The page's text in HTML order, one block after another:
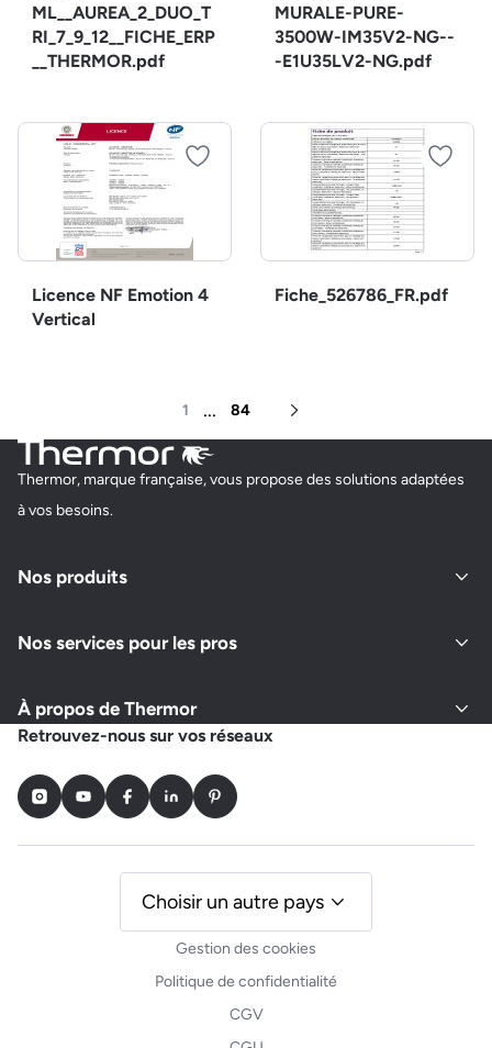
ML__AUREA_2_DUO_T
RI_7_9_12__FICHE_ERP
__THERMOR.pdf
MURALE-PURE-
3500W-IM35V2-NG--
-E1U35LV2-NG.pdf
Licence NF Emotion 4
Vertical
Fiche_526786_FR.pdf
1 ... 84
Page suivante
Thermor, marque française, vous propose des solutions adaptées
à vos besoins.
Nos produits
Nos services pour les pros
À propos de Thermor
Retrouvez-nous sur vos réseaux
InstagramYoutubeFacebookLinkedInPinterest
Gestion des cookies
Politique de confidentialité
CGV
Choisir un autre pays